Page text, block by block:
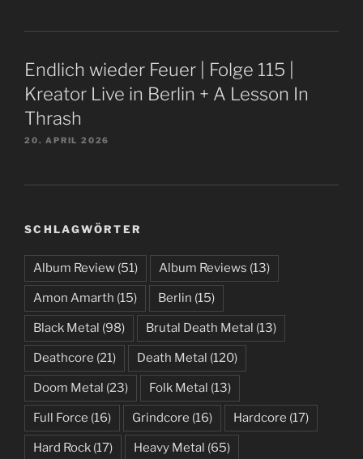
Endlich wieder Feuer | Folge 115 |
Kreator Live in Berlin + A Lesson In
Thrash
20. APRIL 2026
SCHLAGWÖRTER
Album Review (51) Album Reviews (13)
Amon Amarth (15) Berlin (15)
Black Metal (98) Brutal Death Metal (13)
Deathcore (21) Death Metal (120)
Doom Metal (23) Folk Metal (13)
Full Force (16) Grindcore (16) Hardcore (17)
Hard Rock (17) Heavy Metal (65)